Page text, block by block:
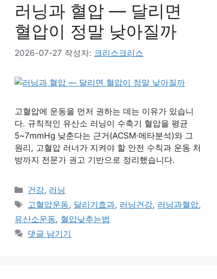
러닝과 혈압 — 달리면
혈압이 정말 낮아질까
2026-07-27 작성자: 크리스크리스
고혈압에 운동을 먼저 권하는 데는 이유가 있습니
다. 규칙적인 유산소 러닝이 수축기 혈압을 평균
5~7mmHg 낮춘다는 근거(ACSM·메타분석)와 그
원리, 고혈압 러너가 지켜야 할 안전 수칙과 운동 처
방까지 전문가 권고 기반으로 정리했습니다.
카
테
리
건강, 러닝
태
그
고혈압운동, 달리기효과, 러닝건강, 러닝과혈압,
유산소운동, 혈압낮추는법
댓글 남기기